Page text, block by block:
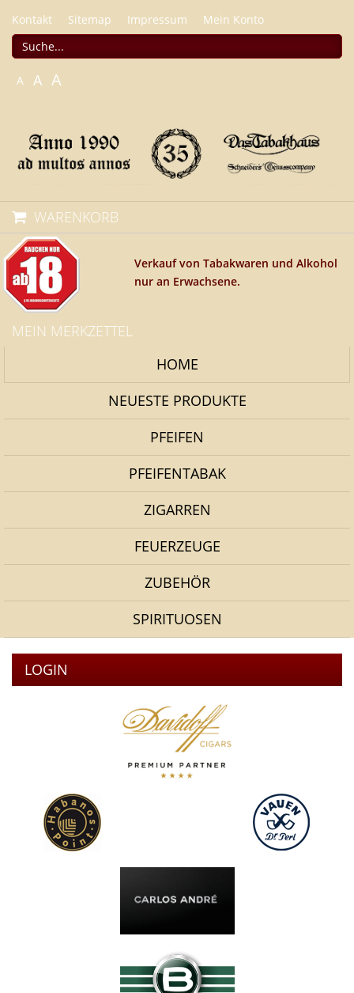
Kontakt Sitemap Impressum Mein Konto
A A A
WARENKORB
Verkauf von Tabakwaren und Alkohol
nur an Erwachsene.
MEIN MERKZETTEL
HOME
NEUESTE PRODUKTE
PFEIFEN
PFEIFENTABAK
ZIGARREN
FEUERZEUGE
ZUBEHÖR
SPIRITUOSEN
LOGIN